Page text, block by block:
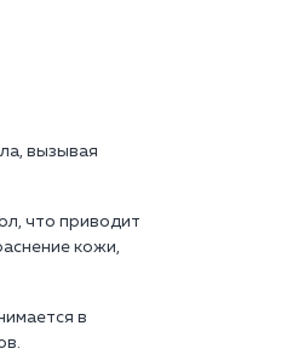
вызывая
что приводит
кожи,
в